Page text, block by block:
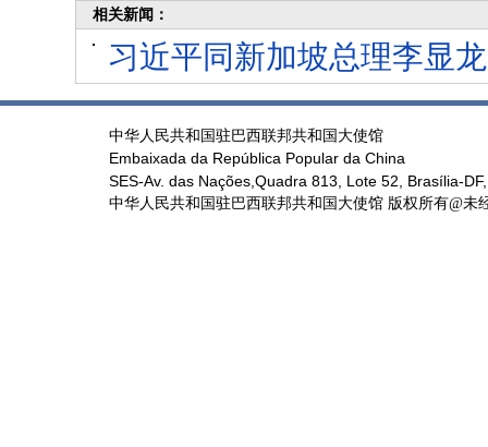
相关新闻：
习近平同新加坡总理李显
中华人民共和国驻巴西联邦共和国大使馆
Embaixada da República Popular da China
SES-Av. das Nações,Quadra 813, Lote 52, Brasília-
中华人民共和国驻巴西联邦共和国大使馆 版权所有@未